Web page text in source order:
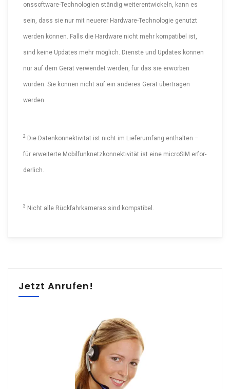
ons­soft­ware-Tech­no­logien ständig weiter­ent­wi­ckeln, kann es
sein, dass sie nur mit neuerer Hardware-Tech­no­logie genutzt
werden können. Falls die Hardware nicht mehr kompatibel ist,
sind keine Updates mehr möglich. Dienste und Updates können
nur auf dem Gerät verwendet werden, für das sie erworben
wurden. Sie können nicht auf ein anderes Gerät übertragen
werden.
2 Die Daten­kon­nek­ti­vität ist nicht im Liefer­umfang enthalten –
für erweiterte Mobil­funk­netz­kon­nek­ti­vität ist eine microSIM erfor­
derlich.
3 Nicht alle Rückfahr­ka­meras sind kompatibel.
Jetzt Anrufen!